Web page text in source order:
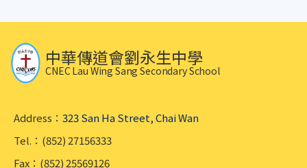
中華傳道會劉永生中學
CNEC Lau Wing Sang Secondary School
Address： 323 San Ha Street, Chai Wan
Tel.：(852) 27156333
Fax：(852) 25569126